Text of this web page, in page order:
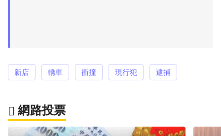
新店 轎車 衝撞 現行犯 逮捕
網路投票